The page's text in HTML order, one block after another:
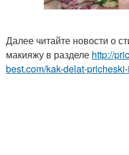
Далее читайте новости о
макияжу в разделе http://
best.com/kak-delat-